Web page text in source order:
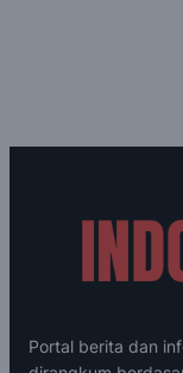
Portal berita dan